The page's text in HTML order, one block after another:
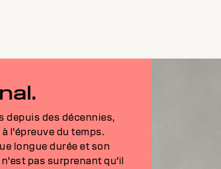
depuis des décennies,
l'épreuve du temps.
longue durée et son
pas surprenant qu'il